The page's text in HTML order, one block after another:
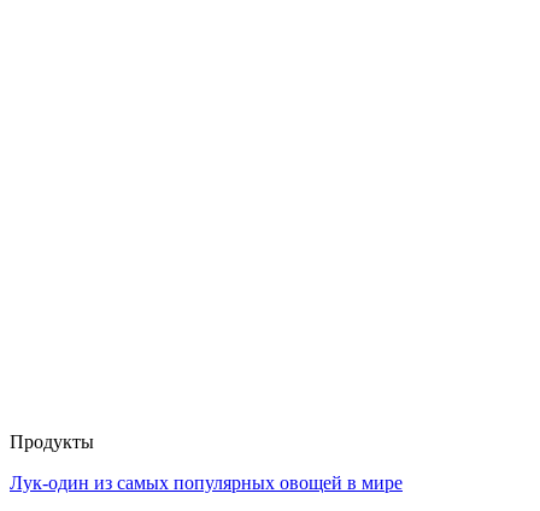
Продукты
Лук-один из самых популярных овощей в мире